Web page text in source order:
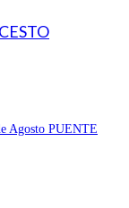
Agosto PUENTE